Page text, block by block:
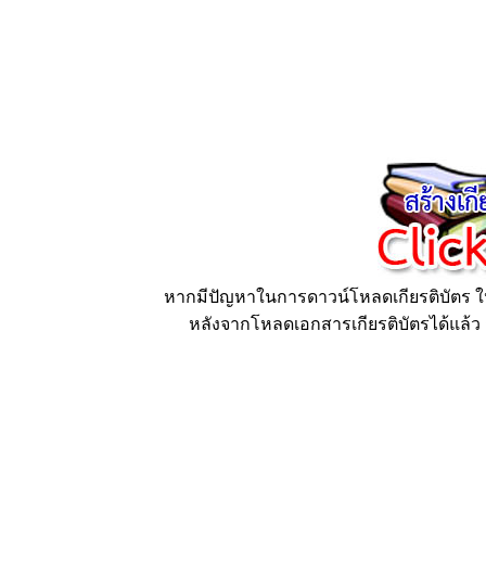
หากมีปัญหาในการดาวน์โหลดเกียรติบัตร
หลังจากโหลดเอกสารเกียรติบัตรได้แล้